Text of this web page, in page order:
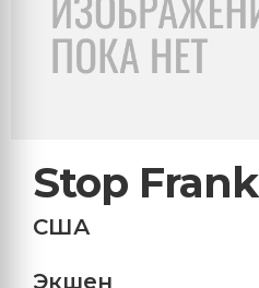
Stop Frank
США
Экшен